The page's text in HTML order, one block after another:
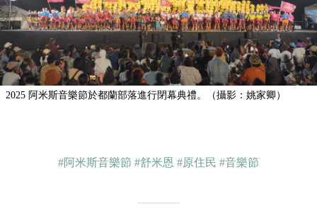
2025 阿米斯音樂節於都蘭部落進行閉幕典禮。（攝影：姚家卿）
#阿米斯音樂節 #舒米恩 #原住民 #音樂節